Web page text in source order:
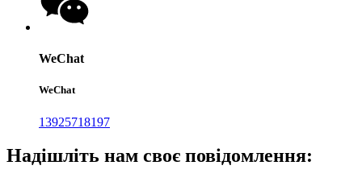
WeChat
WeChat
13925718197
Надішліть нам своє повідомлення: